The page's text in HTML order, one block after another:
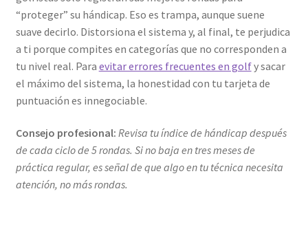
“proteger” su hándicap. Eso es trampa, aunque suene
suave decirlo. Distorsiona el sistema y, al final, te perjudica
a ti porque compites en categorías que no corresponden a
tu nivel real. Para evitar errores frecuentes en golfy sacar
el máximo del sistema, la honestidad con tu tarjeta de
puntuación es innegociable.
Consejo profesional: Revisa tu índice de hándicap después
de cada ciclo de 5 rondas. Si no baja en tres meses de
práctica regular, es señal de que algo en tu técnica necesita
atención, no más rondas.